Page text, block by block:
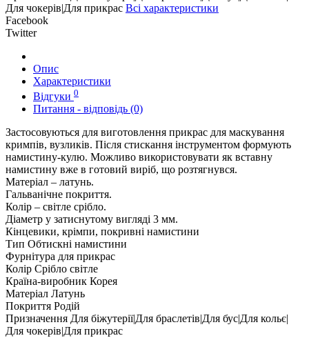
Для чокерів|Для прикрас Всі характеристики
Facebook
Twitter
Опис
Характеристики
Відгуки 0
Питання - відповідь (0)
Застосовуються для виготовлення прикрас для маскування
кримпів, вузликів. Після стискання інструментом формують
намистину-кулю. Можливо використовувати як вставну
намистину вже в готовий виріб, що розтягнувся.
Матеріал – латунь.
Гальванічне покриття.
Колір – світле срібло.
Діаметр у затиснутому вигляді 3 мм.
Кінцевики, крімпи, покривні намистини
Тип Обтискні намистини
Фурнітура для прикрас
Колір Срібло світле
Країна-виробник Корея
Матеріал Латунь
Покриття Родій
Призначення Для біжутерії|Для браслетів|Для бус|Для кольє|
Для чокерів|Для прикрас